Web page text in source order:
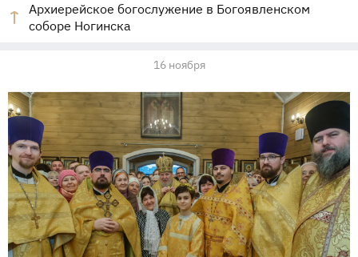
Архиерейское богослужение в Богоявленском
соборе Ногинска
16 ноября